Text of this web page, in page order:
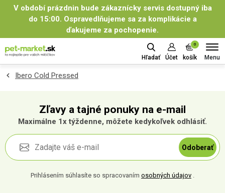
V období prázdnin bude zákaznícky servis dostupný iba
do 15:00. Ospravedlňujeme sa za komplikácie a
ďakujeme za pochopenie.
Hľadať Účet
0
košík Menu
Ibero Cold Pressed
Zľavy a tajné ponuky na e-mail
Maximálne 1x týždenne, môžete kedykoľvek odhlásiť.
Odoberať
Prihlásením súhlasíte so spracovaním osobných údajov .